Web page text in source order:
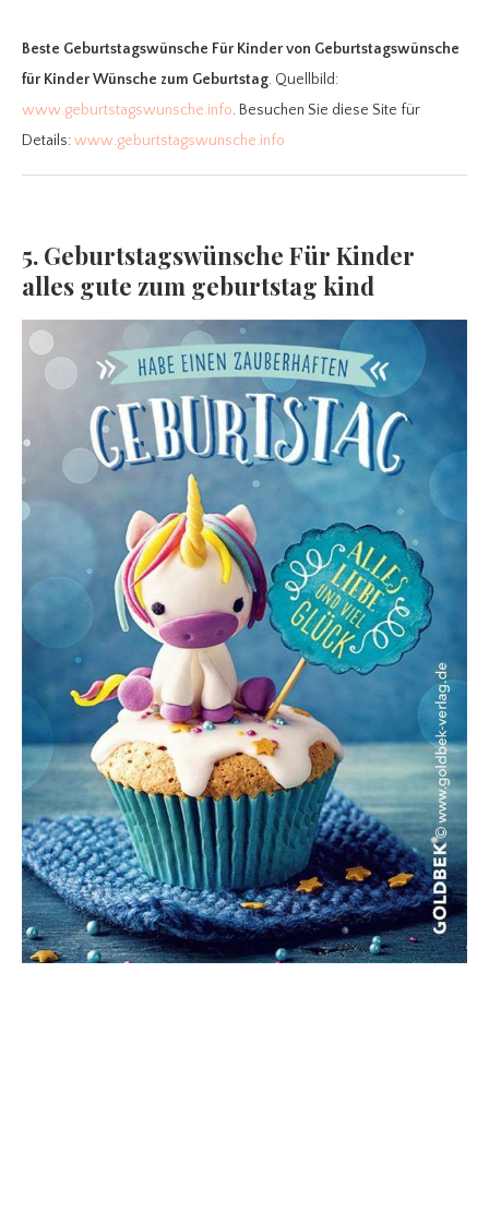
Beste Geburtstagswünsche Für Kindervon Geburtstagswünsche
für Kinder Wünsche zum Geburtstag. Quellbild:
www.geburtstagswunsche.info. Besuchen Sie diese Site für
Details:www.geburtstagswunsche.info
5. Geburtstagswünsche Für Kinder
alles gute zum geburtstag kind